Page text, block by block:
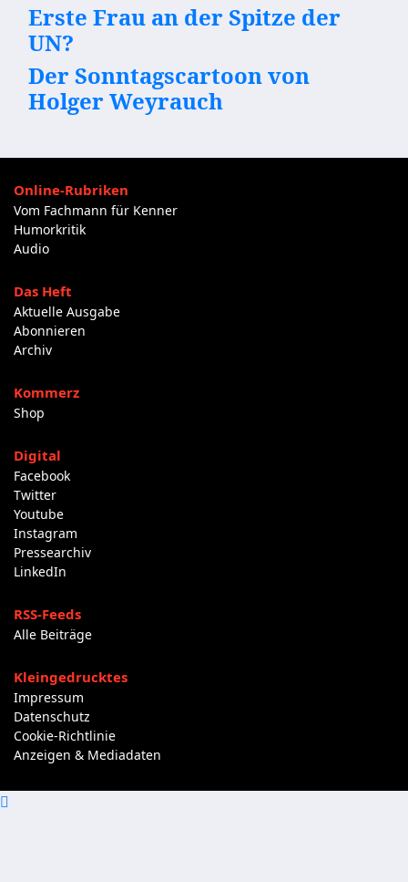
Erste Frau an der Spitze der
UN?
Der Sonntagscartoon von
Holger Weyrauch
Online-Rubriken
Vom Fachmann für Kenner
Humorkritik
Audio
Das Heft
Aktuelle Ausgabe
Abonnieren
Archiv
Kommerz
Shop
Digital
Facebook
Twitter
Youtube
Instagram
Pressearchiv
LinkedIn
RSS-Feeds
Alle Beiträge
Kleingedrucktes
Impressum
Datenschutz
Cookie-Richtlinie
Anzeigen & Mediadaten